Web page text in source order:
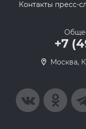
Контакты пресс-
+7
Москва,